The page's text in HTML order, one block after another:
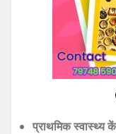
कॉल ड्यूटी)।
सामुदायिक
डॉ. सुनीर
आगामी आदेश
प्रशासन